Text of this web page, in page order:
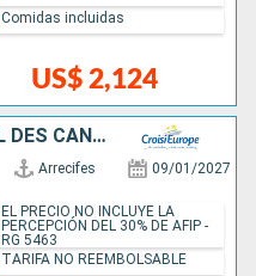
US$ 2,124
Comidas incluidas
CROISIÈRE DANS L'ARCHIPEL DES CANARIES, LA DOUCEUR D'UN ÉTERNEL PRINTEMPS
Arrecifes 09/01/2027
EL PRECIO NO INCLUYE LA
PERCEPCIÓN DEL 30% DE AFIP -
RG 5463
TARIFA NO REEMBOLSABLE